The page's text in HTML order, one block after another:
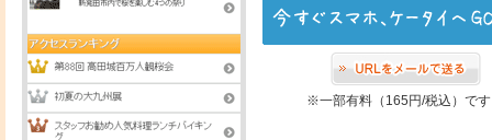
※一部有料（165円/税込）で